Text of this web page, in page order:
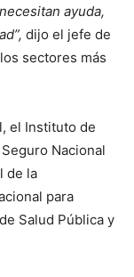
ayuda,
dijo el jefe de
sectores más
el Instituto de
Nacional
de la
para
Salud Pública y